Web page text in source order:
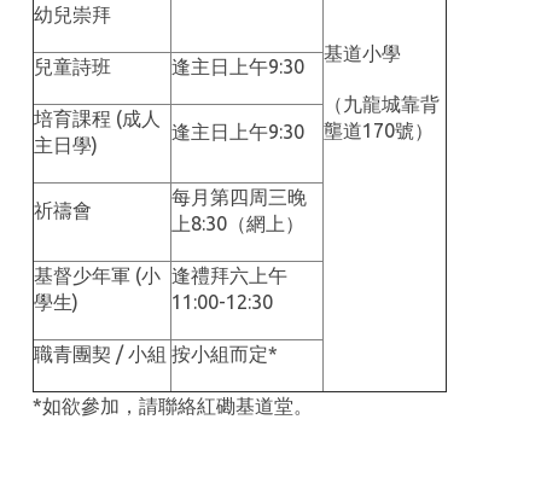
基道小學
（九龍城靠背
壟道170號）
幼兒崇拜
兒童詩班 逢主日上午9:30
培育課程 (成人
主日學)
逢主日上午9:30
祈禱會
每月第四周三晚
上8:30（網上）
基督少年軍 (小
學生)
逢禮拜六上午
11:00-12:30
職青團契 / 小組 按小組而定*
*如欲參加，請聯絡紅磡基道堂。